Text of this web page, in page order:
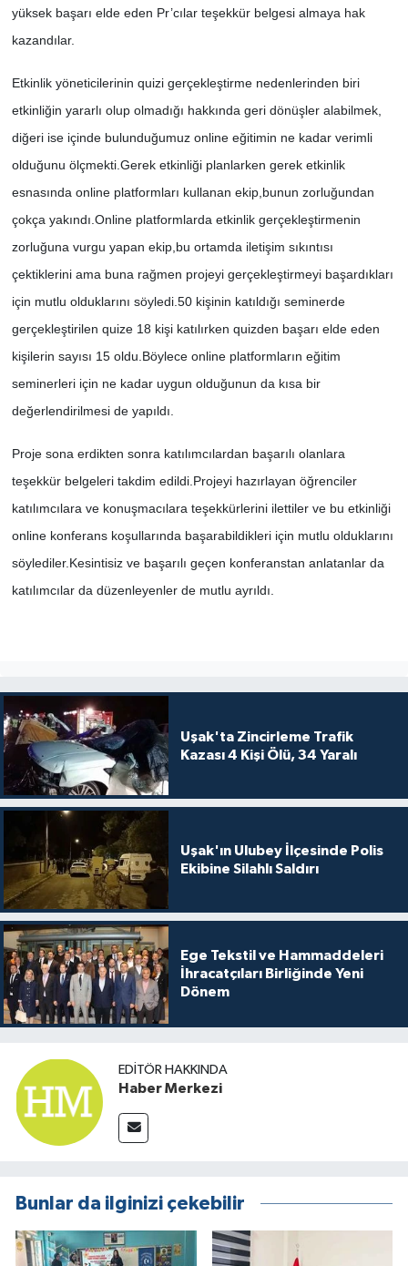
yüksek başarı elde eden Pr’cılar teşekkür belgesi almaya hak
kazandılar.
Etkinlik yöneticilerinin quizi gerçekleştirme nedenlerinden biri
etkinliğin yararlı olup olmadığı hakkında geri dönüşler alabilmek,
diğeri ise içinde bulunduğumuz online eğitimin ne kadar verimli
olduğunu ölçmekti.Gerek etkinliği planlarken gerek etkinlik
esnasında online platformları kullanan ekip,bunun zorluğundan
çokça yakındı.Online platformlarda etkinlik gerçekleştirmenin
zorluğuna vurgu yapan ekip,bu ortamda iletişim sıkıntısı
çektiklerini ama buna rağmen projeyi gerçekleştirmeyi başardıkları
için mutlu olduklarını söyledi.50 kişinin katıldığı seminerde
gerçekleştirilen quize 18 kişi katılırken quizden başarı elde eden
kişilerin sayısı 15 oldu.Böylece online platformların eğitim
seminerleri için ne kadar uygun olduğunun da kısa bir
değerlendirilmesi de yapıldı.
Proje sona erdikten sonra katılımcılardan başarılı olanlara
teşekkür belgeleri takdim edildi.Projeyi hazırlayan öğrenciler
katılımcılara ve konuşmacılara teşekkürlerini ilettiler ve bu etkinliği
online konferans koşullarında başarabildikleri için mutlu olduklarını
söylediler.Kesintisiz ve başarılı geçen konferanstan anlatanlar da
katılımcılar da düzenleyenler de mutlu ayrıldı.
Uşak'ta Zincirleme Trafik
Kazası 4 Kişi Ölü, 34 Yaralı
Uşak'ın Ulubey İlçesinde Polis
Ekibine Silahlı Saldırı
Ege Tekstil ve Hammaddeleri
İhracatçıları Birliğinde Yeni
Dönem
EDITÖR HAKKINDA
Haber Merkezi
Bunlar da ilginizi çekebilir
POLİTİKA
SİYASET
SPOR
TEKNOLOJİ
VEFATLAR
Yerel